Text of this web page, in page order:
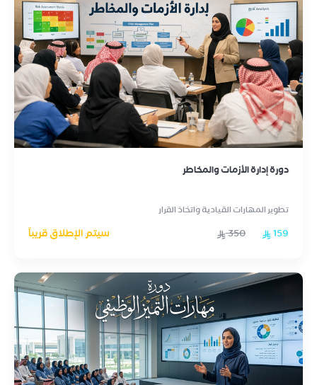
دورة إدارة الأزمات والمخاطر
تطوير المهارات القيادية واتخاذ القرار
159
350 سيتم الإطلاق قريباً